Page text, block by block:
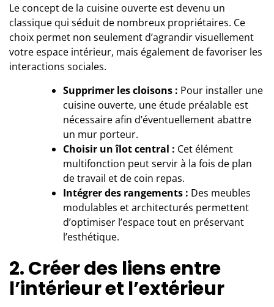
Le concept de la cuisine ouverte est devenu un
classique qui séduit de nombreux propriétaires. Ce
choix permet non seulement d’agrandir visuellement
votre espace intérieur, mais également de favoriser les
interactions sociales.
Supprimer les cloisons : Pour installer une
cuisine ouverte, une étude préalable est
nécessaire afin d’éventuellement abattre
un mur porteur.
Choisir un îlot central : Cet élément
multifonction peut servir à la fois de plan
de travail et de coin repas.
Intégrer des rangements : Des meubles
modulables et architecturés permettent
d’optimiser l’espace tout en préservant
l’esthétique.
2. Créer des liens entre
l’intérieur et l’extérieur